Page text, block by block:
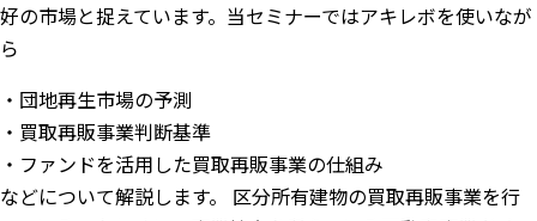
好の市場と捉えています。当セミナーではアキレボを使いなが
ら
・団地再生市場の予測
・買取再販事業判断基準
・ファンドを活用した買取再販事業の仕組み
などについて解説します。 区分所有建物の買取再販事業を行